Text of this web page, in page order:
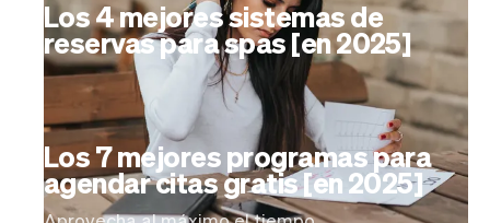
Marketing
Pagos
Equipo
Entregas
Los 4 mejores sistemas de
reservas para spas [en 2025]
Los 7 mejores programas para
agendar citas gratis [en 2025]